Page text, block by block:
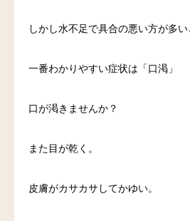
しかし水不足で具合の悪い方が多い
一番わかりやすい症状は「口渇」
口が渇きませんか？
また目が乾く。
皮膚がカサカサしてかゆい。